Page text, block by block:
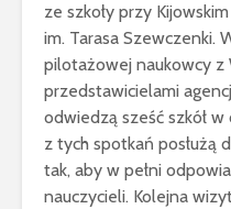
ze szkoły przy
im. Tarasa Szewczenki.
pilotażowej naukowcy z
przedstawicielami
odwiedzą sześć szkół
z tych spotkań posłużą
tak, aby w pełni
nauczycieli. Kolejna